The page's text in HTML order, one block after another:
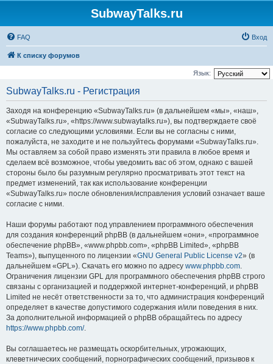
SubwayTalks.ru
FAQ Вход
К списку форумов
Язык:
SubwayTalks.ru - Регистрация
Заходя на конференцию «SubwayTalks.ru» (в дальнейшем «мы», «наш»,
«SubwayTalks.ru», «https://www.subwaytalks.ru»), вы подтверждаете своё
согласие со следующими условиями. Если вы не согласны с ними,
пожалуйста, не заходите и не пользуйтесь форумами «SubwayTalks.ru».
Мы оставляем за собой право изменять эти правила в любое время и
сделаем всё возможное, чтобы уведомить вас об этом, однако с вашей
стороны было бы разумным регулярно просматривать этот текст на
предмет изменений, так как использование конференции
«SubwayTalks.ru» после обновления/исправления условий означает ваше
согласие с ними.
Наши форумы работают под управлением программного обеспечения
для создания конференций phpBB (в дальнейшем «они», «программное
обеспечение phpBB», «www.phpbb.com», «phpBB Limited», «phpBB
Teams»), выпущенного по лицензии «GNU General Public License v2» (в
дальнейшем «GPL»). Скачать его можно по адресу www.phpbb.com.
Ограничения лицензии GPL для программного обеспечения phpBB строго
связаны с организацией и поддержкой интернет-конференций, и phpBB
Limited не несёт ответственности за то, что администрация конференций
определяет в качестве допустимого содержания и/или поведения в них.
За дополнительной информацией о phpBB обращайтесь по адресу
https://www.phpbb.com/.
Вы соглашаетесь не размещать оскорбительных, угрожающих,
клеветнических сообщений, порнографических сообщений, призывов к